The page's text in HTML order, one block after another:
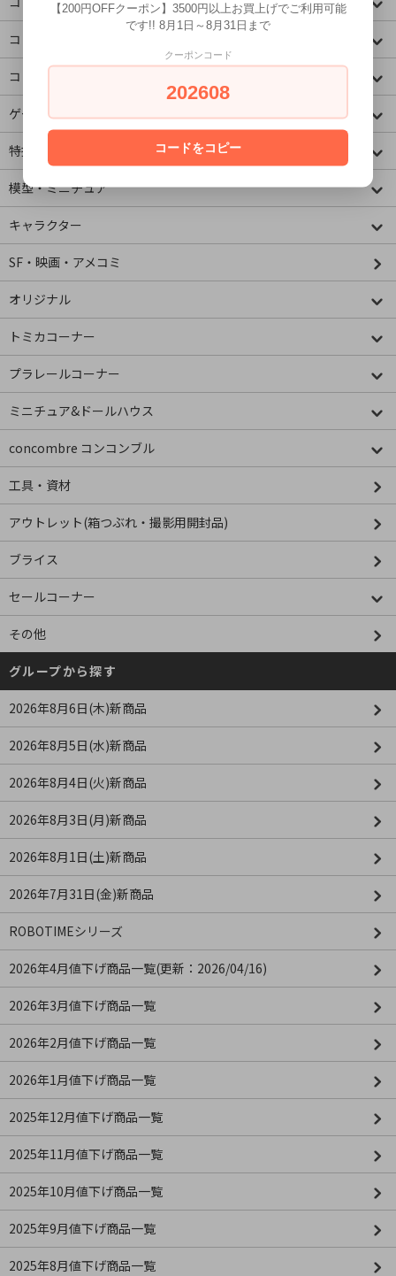
コミック・アニメ(その他)
コミック・アニメ(ラノベ系)
ゲームキャラクター
特撮・ヒーロー
模型・ミニチュア
キャラクター
SF・映画・アメコミ
オリジナル
トミカコーナー
プラレールコーナー
ミニチュア&ドールハウス
concombre コンコンブル
工具・資材
アウトレット(箱つぶれ・撮影用開封品)
ブライス
セールコーナー
その他
グループから探す
2026年8月6日(木)新商品
2026年8月5日(水)新商品
2026年8月4日(火)新商品
2026年8月3日(月)新商品
2026年8月1日(土)新商品
2026年7月31日(金)新商品
ROBOTIMEシリーズ
2026年4月値下げ商品一覧(更新：2026/04/16)
2026年3月値下げ商品一覧
2026年2月値下げ商品一覧
2026年1月値下げ商品一覧
2025年12月値下げ商品一覧
2025年11月値下げ商品一覧
2025年10月値下げ商品一覧
2025年9月値下げ商品一覧
2025年8月値下げ商品一覧
【200円OFFクーポン】3500円以上お買上げでご利用可能
です!! 8月1日～8月31日まで
クーポンコード
202608
コードをコピー